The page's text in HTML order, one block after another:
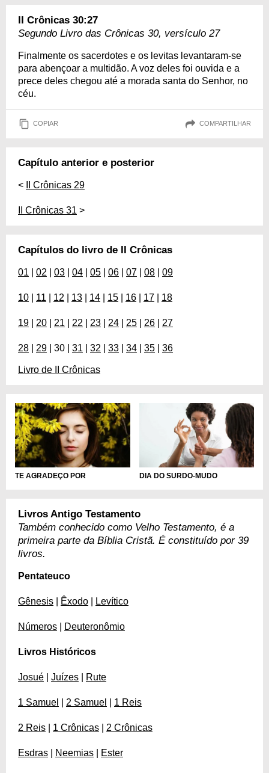
II Crônicas 30:27
Segundo Livro das Crônicas 30, versículo 27
Finalmente os sacerdotes e os levitas levantaram-se
para abençoar a multidão. A voz deles foi ouvida e a
prece deles chegou até a morada santa do Senhor, no
céu.
COPIAR COMPARTILHAR
Capítulo anterior e posterior
< II Crônicas 29
II Crônicas 31 >
Capítulos do livro de II Crônicas
01 02 03 04 05 06 07 08 09
10 11 12 13 14 15 16 17 18
19 20 21 22 23 24 25 26 27
28 29 | 30 | 31 32 33 34 35 36
Livro de II Crônicas
TE AGRADEÇO POR DIA DO SURDO-MUDO
Livros Antigo Testamento
Também conhecido como Velho Testamento, é a
primeira parte da Bíblia Cristã. É constituído por 39
livros.
Pentateuco
Gênesis Êxodo Levítico
Números Deuteronômio
Livros Históricos
Josué Juízes Rute
1 Samuel 2 Samuel 1 Reis
2 Reis 1 Crônicas 2 Crônicas
Esdras Neemias Ester